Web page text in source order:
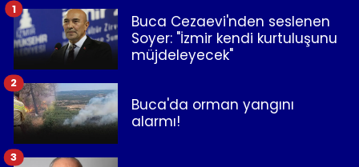
Buca Cezaevi'nden seslenen
Soyer: "İzmir kendi kurtuluşunu
müjdeleyecek"
1
Buca'da orman yangını
alarmı!
2
3